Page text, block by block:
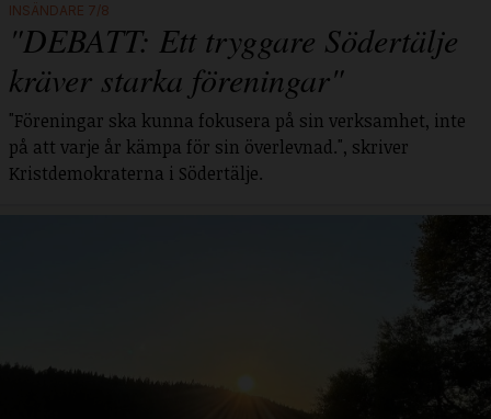
INSÄNDARE 7/8
"DEBATT: Ett tryggare Södertälje
kräver starka föreningar"
"Föreningar ska kunna fokusera på sin verksamhet, inte
på att varje år kämpa för sin överlevnad.", skriver
Kristdemokraterna i Södertälje.